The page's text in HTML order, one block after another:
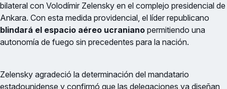
bilateral con Volodímir Zelensky en el complejo presidencial de
Ankara. Con esta medida providencial, el líder republicano
blindará el espacio aéreo ucraniano permitiendo una
autonomía de fuego sin precedentes para la nación.
Zelensky agradeció la determinación del mandatario
estadounidense y confirmó que las delegaciones ya diseñan